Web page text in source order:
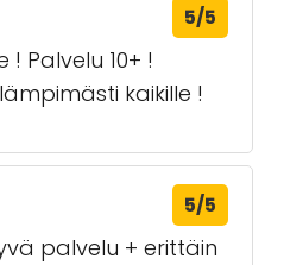
5/5
! Palvelu 10+ !
kaikille !
5/5
palvelu + erittäin